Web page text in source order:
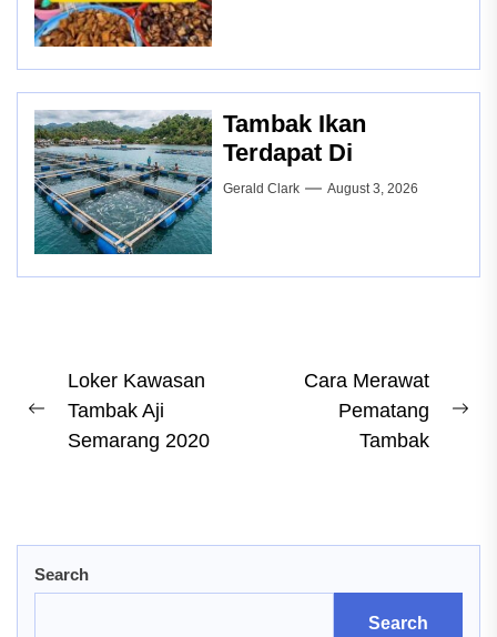
Tambak Ikan
Terdapat Di
Gerald Clark August 3, 2026
Post
navigation
Previous
post:
Loker Kawasan
Tambak Aji
Semarang 2020
Cara Merawat
Pematang
Tambak
Search
Search